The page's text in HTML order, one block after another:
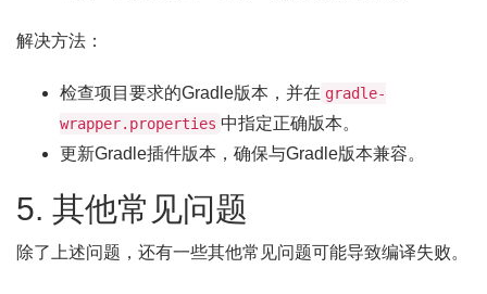
解决方法：
检查项目要求的Gradle版本，并在 gradle-
wrapper.properties 中指定正确版本。
更新Gradle插件版本，确保与Gradle版本兼容。
5. 其他常见问题
除了上述问题，还有一些其他常见问题可能导致编译失败。